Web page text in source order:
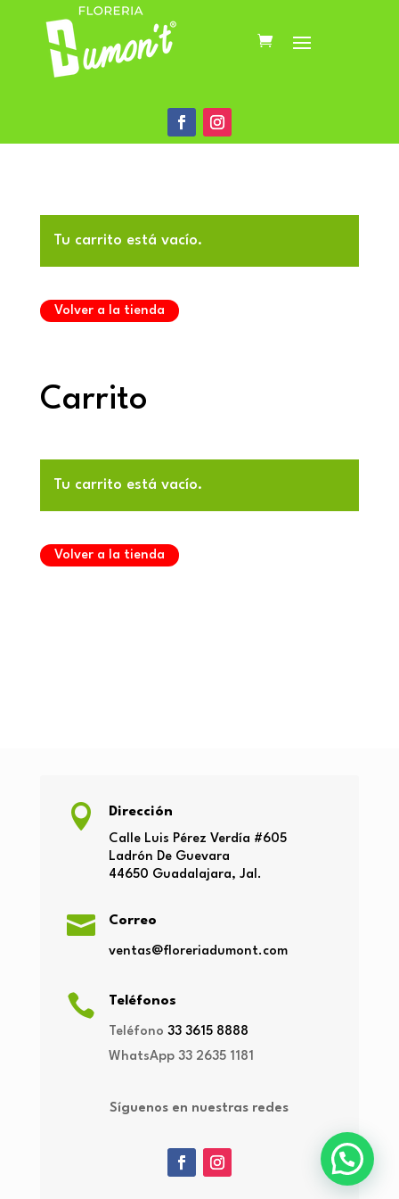
Tu carrito está vacío.
Volver a la tienda
Carrito
Tu carrito está vacío.
Volver a la tienda
 Dirección
Calle Luis Pérez Verdía #605
Ladrón De Guevara
44650 Guadalajara, Jal.
 Correo
ventas@floreriadumont.com
 Teléfonos
Teléfono 33 3615 8888
WhatsApp33 2635 1181
Síguenos en nuestras redes